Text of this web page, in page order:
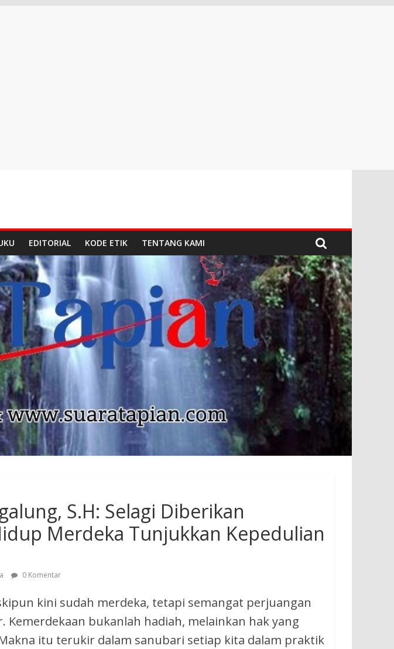
EDITORIAL KODE ETIK TENTANG KAMI
S.H: Selagi Diberikan
Merdeka Tunjukkan Kepedulian
0 Komentar
kini sudah merdeka, tetapi semangat perjuangan
Kemerdekaan bukanlah hadiah, melainkan hak yang
itu terukir dalam sanubari setiap kita dalam praktik